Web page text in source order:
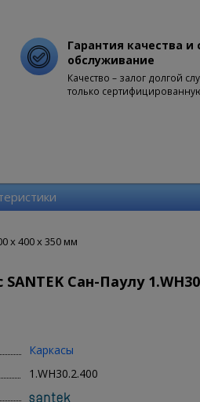
Гарантия качества и
обслуживание
Качество – залог долгой
только
x 400 x 350 мм
Сан-Паулу
Каркасы
1.WH30.2.400